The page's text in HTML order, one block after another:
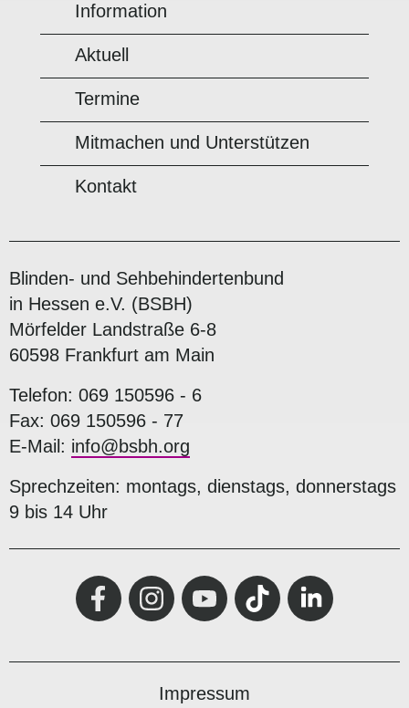
Information
Aktuell
Termine
Mitmachen und Unterstützen
Kontakt
Blinden- und Sehbehindertenbund
in Hessen e.V. (BSBH)
Mörfelder Landstraße 6-8
60598 Frankfurt am Main
Telefon: 069 150596 - 6
Fax: 069 150596 - 77
E-Mail: info@bsbh.org
Sprechzeiten: montags, dienstags, donnerstags
9 bis 14 Uhr
Impressum